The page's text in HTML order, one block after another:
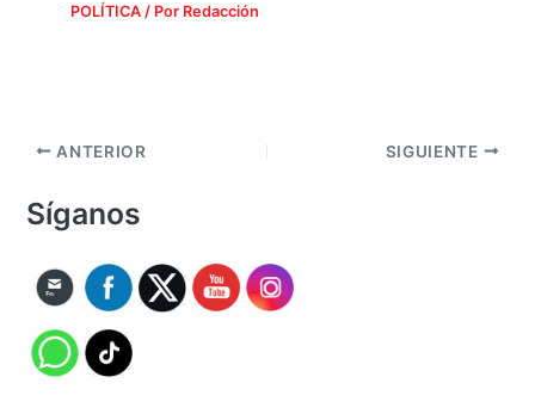
POLÍTICA/ Por Redacción
ANTERIOR SIGUIENTE
Síganos